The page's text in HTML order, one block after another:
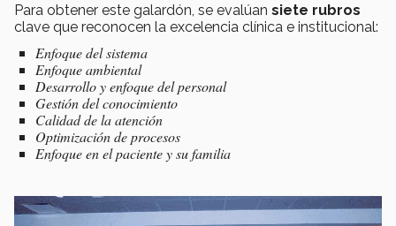
Para obtener este galardón, se evalúan siete rubros
clave que reconocen la excelencia clínica e institucional:
Enfoque del sistema
Enfoque ambiental
Desarrollo y enfoque del personal
Gestión del conocimiento
Calidad de la atención
Optimización de procesos
Enfoque en el paciente y su familia